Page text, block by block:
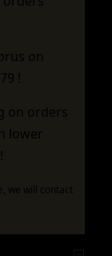
on
!
on orders
lower
we will contact